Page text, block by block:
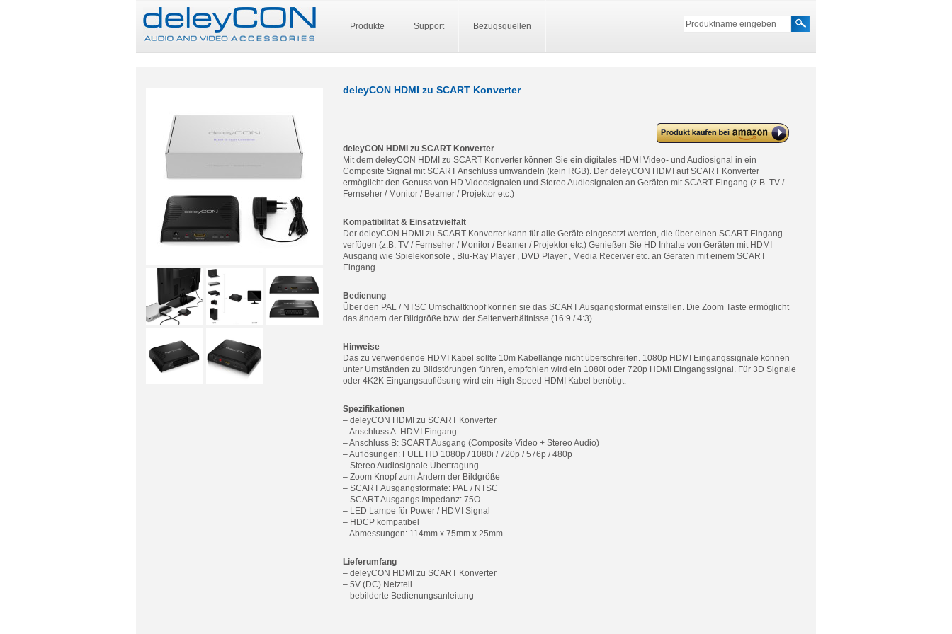
Produkte Support Bezugsquellen
deleyCON HDMI zu SCART Konverter
deleyCON HDMI zu SCART
Konverter
deleyCON HDMI zu SCART Konverter
Mit dem deleyCON HDMI zu SCART Konverter können Sie ein digitales HDMI Video- und Audiosignal in ein
Composite Signal mit SCART Anschluss umwandeln (kein RGB). Der deleyCON HDMI auf SCART Konverter
ermöglicht den Genuss von HD Videosignalen und Stereo Audiosignalen an Geräten mit SCART Eingang (z.B. TV /
Fernseher / Monitor / Beamer / Projektor etc.)
Kompatibilität & Einsatzvielfalt
Der deleyCON HDMI zu SCART Konverter kann für alle Geräte eingesetzt werden, die über einen SCART Eingang
verfügen (z.B. TV / Fernseher / Monitor / Beamer / Projektor etc.) Genießen Sie HD Inhalte von Geräten mit HDMI
Ausgang wie Spielekonsole , Blu-Ray Player , DVD Player , Media Receiver etc. an Geräten mit einem SCART
Eingang.
Bedienung
Über den PAL / NTSC Umschaltknopf können sie das SCART Ausgangsformat einstellen. Die Zoom Taste ermöglicht
das ändern der Bildgröße bzw. der Seitenverhältnisse (16:9 / 4:3).
Hinweise
Das zu verwendende HDMI Kabel sollte 10m Kabellänge nicht überschreiten. 1080p HDMI Eingangssignale können
unter Umständen zu Bildstörungen führen, empfohlen wird ein 1080i oder 720p HDMI Eingangssignal. Für 3D Signale
oder 4K2K Eingangsauflösung wird ein High Speed HDMI Kabel benötigt.
Spezifikationen
– deleyCON HDMI zu SCART Konverter
– Anschluss A: HDMI Eingang
– Anschluss B: SCART Ausgang (Composite Video + Stereo Audio)
– Auflösungen: FULL HD 1080p / 1080i / 720p / 576p / 480p
– Stereo Audiosignale Übertragung
– Zoom Knopf zum Ändern der Bildgröße
– SCART Ausgangsformate: PAL / NTSC
– SCART Ausgangs Impedanz: 75O
– LED Lampe für Power / HDMI Signal
– HDCP kompatibel
– Abmessungen: 114mm x 75mm x 25mm
Lieferumfang
– deleyCON HDMI zu SCART Konverter
– 5V (DC) Netzteil
– bebilderte Bedienungsanleitung